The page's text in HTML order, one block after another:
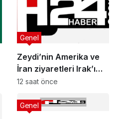
Zeydi’nin Amerika ve
İran ziyaretleri Irak’ı
yeni bir kavşağa taşıdı
Genel
12 saat önce
Genel